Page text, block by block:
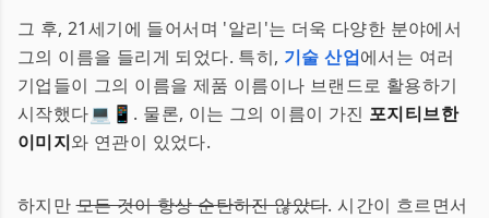
그 후, 21세기에 들어서며 '알리'는 더욱 다양한 분야에서
그의 이름을 들리게 되었다. 특히, 기술 산업에서는 여러
기업들이 그의 이름을 제품 이름이나 브랜드로 활용하기
시작했다💻📱. 물론, 이는 그의 이름이 가진 포지티브한
이미지와 연관이 있었다.
하지만모든 것이 항상 순탄하진 않았다. 시간이 흐르면서